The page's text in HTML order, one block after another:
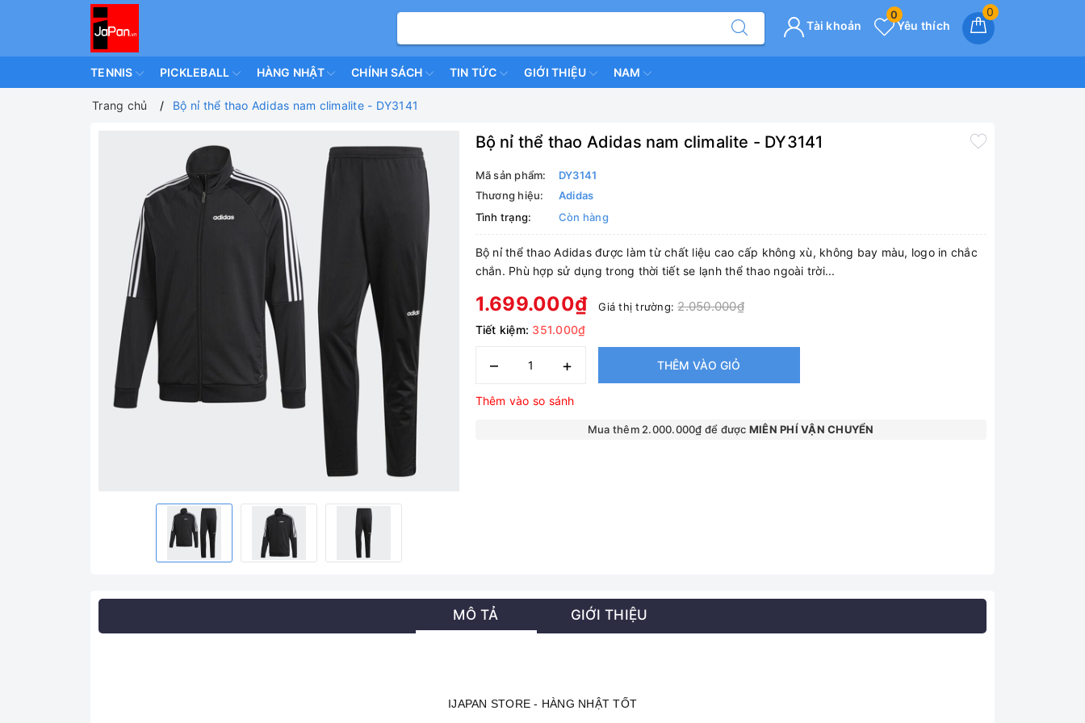
0
Yêu thích
0
Tài khoản
TENNIS PICKLEBALL HÀNG NHẬT CHÍNH SÁCH TIN TỨC GIỚI THIỆU NAM
Trang chủ Bộ nỉ thể thao Adidas nam climalite - DY3141
Bộ nỉ thể thao Adidas nam climalite - DY3141
Mã sản phẩm:
DY3141
Thương hiệu:
Adidas
Tình trạng:
Còn hàng
Bộ nỉ thể thao Adidas được làm từ chất liệu cao cấp không xù, không bay màu, logo in chắc
chắn. Phù hợp sử dụng trong thời tiết se lạnh thể thao ngoài trời...
1.699.000₫ Giá thị trường:2.050.000₫
Tiết kiệm: 351.000₫
– + THÊM VÀO GIỎ
Thêm vào so sánh
Mua thêm 2.000.000₫ để được MIÊN PHÍ VẬN CHUYỂN
MÔ TẢ GIỚI THIỆU
IJAPAN STORE - HÀNG NHẬT TỐT